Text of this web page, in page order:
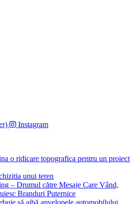
Instagram
o ridicare topografica pentru un proiect
unui teren
– Drumul către Mesaje Care Vând,
Branduri Puternice
să aibă anvelopele automobilului